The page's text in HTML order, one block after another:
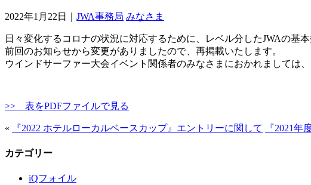
2022年1月22日｜ JWA事務局 みなさま
日々変化するコロナの状況に対応するために、レベル分したJWAの基本
前回のお知らせから変更がありましたので、再掲載いたします。
ウインドサーファー大会イベント関係者のみなさまにおかれましては
>> 表をPDFファイルで見る
« 『2022 ホテルローカルベースカップ』エントリーに関して 『2021
カテゴリー
iQフォイル